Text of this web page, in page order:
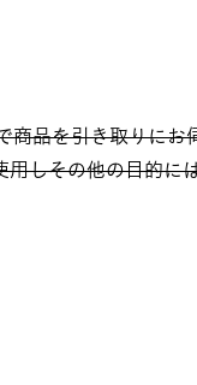
品を引き取りにお
しその他の目的に